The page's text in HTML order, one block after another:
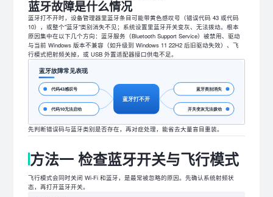
蓝牙故障是什么情况
蓝牙打不开时，设备管理器里蓝牙条目可能带黄色感叹号（错误代码 43 或代码
10），或整个"蓝牙"类别消失不见；系统设置里蓝牙开关变灰、无法拨动。根本
原因集中在以下几个方向：蓝牙服务（Bluetooth Support Service）被禁用、驱动
与当前 Windows 版本不兼容（如升级到 Windows 11 22H2 后旧驱动失效）、飞
行模式把射频关掉，或 USB 外置适配器接口供电不足。
先判断错误码与蓝牙类别是否存在，再对症处理，能省去大量盲目重装。
方法一 检查蓝牙开关与飞行模式
飞行模式会同时关闭 Wi-Fi 和蓝牙，是最常被忽略的原因。先确认系统射频状
态，再打开蓝牙开关。